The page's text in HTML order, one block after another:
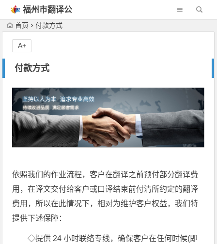
福州市翻译公
司首页 付款方式
付款方式
依照我们的作业流程，客户在翻译之前预付部分翻译费
用，在译文交付给客户或口译结束前付清所约定的翻译
费用，所以在此情况下，相对为维护客户权益，我们特
提供下述保障：
◇提供 24 小时联络专线，确保客户在任何时候(即
A+